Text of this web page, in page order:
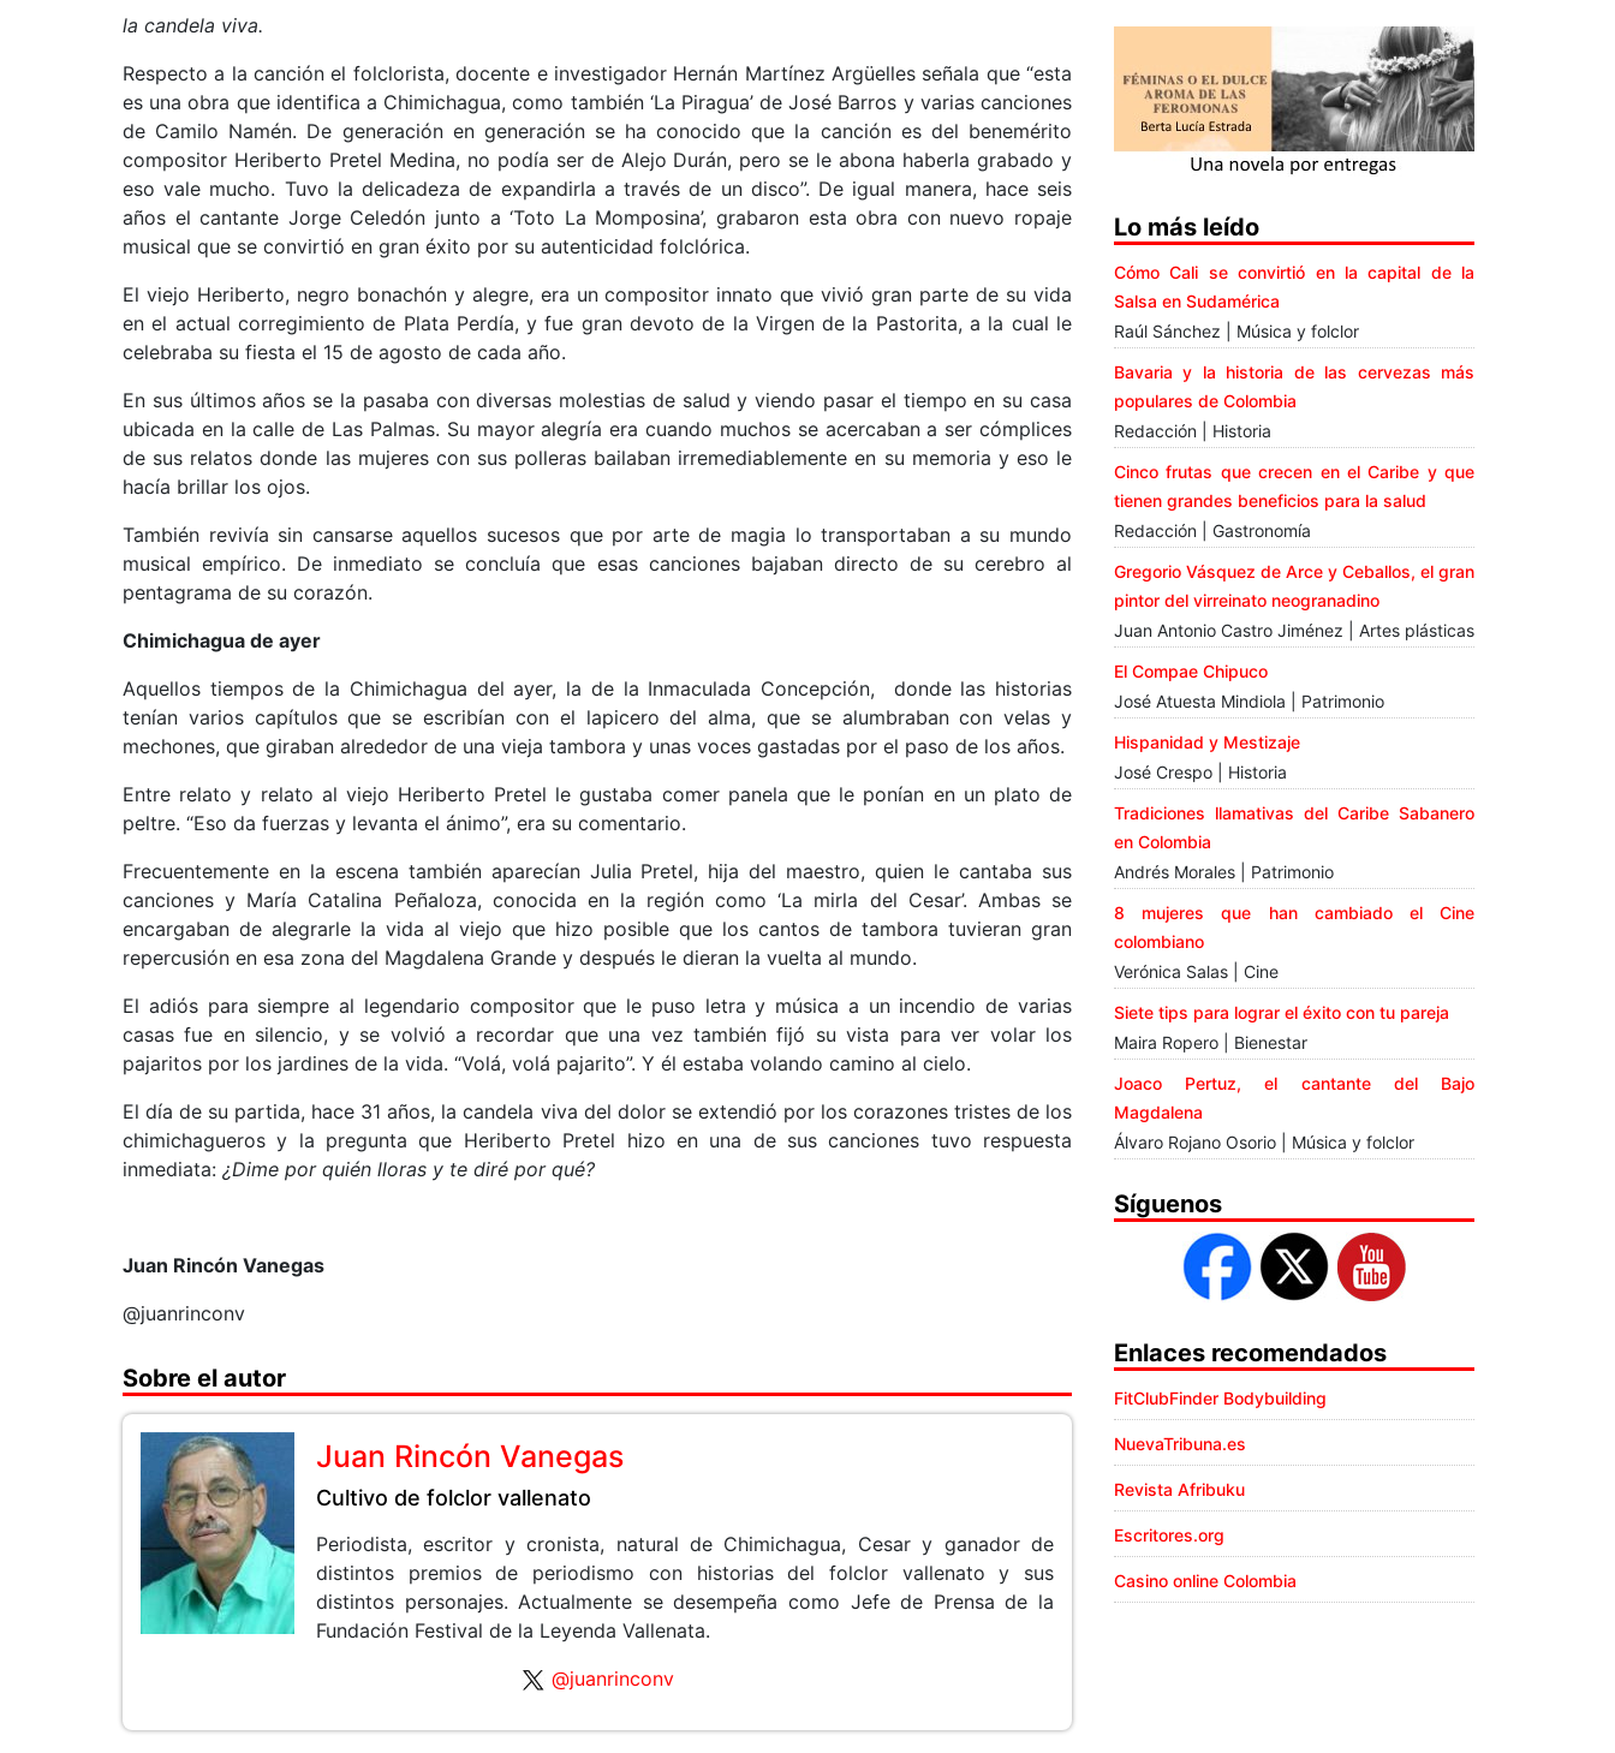
la candela viva.
Respecto a la canción el folclorista, docente e investigador Hernán Martínez Argüelles señala que “esta
es una obra que identifica a Chimichagua, como también ‘La Piragua’ de José Barros y varias canciones
de Camilo Namén. De generación en generación se ha conocido que la canción es del benemérito
compositor Heriberto Pretel Medina, no podía ser de Alejo Durán, pero se le abona haberla grabado y
eso vale mucho. Tuvo la delicadeza de expandirla a través de un disco”. De igual manera, hace seis
años el cantante Jorge Celedón junto a ‘Toto La Momposina’, grabaron esta obra con nuevo ropaje
musical que se convirtió en gran éxito por su autenticidad folclórica.
El viejo Heriberto, negro bonachón y alegre, era un compositor innato que vivió gran parte de su vida
en el actual corregimiento de Plata Perdía, y fue gran devoto de la Virgen de la Pastorita, a la cual le
celebraba su fiesta el 15 de agosto de cada año.
En sus últimos años se la pasaba con diversas molestias de salud y viendo pasar el tiempo en su casa
ubicada en la calle de Las Palmas. Su mayor alegría era cuando muchos se acercaban a ser cómplices
de sus relatos donde las mujeres con sus polleras bailaban irremediablemente en su memoria y eso le
hacía brillar los ojos.
También revivía sin cansarse aquellos sucesos que por arte de magia lo transportaban a su mundo
musical empírico. De inmediato se concluía que esas canciones bajaban directo de su cerebro al
pentagrama de su corazón.
Chimichagua de ayer
Aquellos tiempos de la Chimichagua del ayer, la de la Inmaculada Concepción, donde las historias
tenían varios capítulos que se escribían con el lapicero del alma, que se alumbraban con velas y
mechones, que giraban alrededor de una vieja tambora y unas voces gastadas por el paso de los años.
Entre relato y relato al viejo Heriberto Pretel le gustaba comer panela que le ponían en un plato de
peltre. “Eso da fuerzas y levanta el ánimo”, era su comentario.
Frecuentemente en la escena también aparecían Julia Pretel, hija del maestro, quien le cantaba sus
canciones y María Catalina Peñaloza, conocida en la región como ‘La mirla del Cesar’. Ambas se
encargaban de alegrarle la vida al viejo que hizo posible que los cantos de tambora tuvieran gran
repercusión en esa zona del Magdalena Grande y después le dieran la vuelta al mundo.
El adiós para siempre al legendario compositor que le puso letra y música a un incendio de varias
casas fue en silencio, y se volvió a recordar que una vez también fijó su vista para ver volar los
pajaritos por los jardines de la vida. “Volá, volá pajarito”. Y él estaba volando camino al cielo.
El día de su partida, hace 31 años, la candela viva del dolor se extendió por los corazones tristes de los
chimichagueros y la pregunta que Heriberto Pretel hizo en una de sus canciones tuvo respuesta
inmediata: ¿Dime por quién lloras y te diré por qué?
Juan Rincón Vanegas
@juanrinconv
Sobre el autor
Juan Rincón Vanegas
Cultivo de folclor vallenato
Periodista, escritor y cronista, natural de Chimichagua, Cesar y ganador de
distintos premios de periodismo con historias del folclor vallenato y sus
distintos personajes. Actualmente se desempeña como Jefe de Prensa de la
Fundación Festival de la Leyenda Vallenata.
@juanrinconv
Lo más leído
Cómo Cali se convirtió en la capital de la
Salsa en Sudamérica
Raúl Sánchez | Música y folclor
Bavaria y la historia de las cervezas más
populares de Colombia
Redacción | Historia
Cinco frutas que crecen en el Caribe y que
tienen grandes beneficios para la salud
Redacción | Gastronomía
Gregorio Vásquez de Arce y Ceballos, el gran
pintor del virreinato neogranadino
Juan Antonio Castro Jiménez | Artes plásticas
El Compae Chipuco
José Atuesta Mindiola | Patrimonio
Hispanidad y Mestizaje
José Crespo | Historia
Tradiciones llamativas del Caribe Sabanero
en Colombia
Andrés Morales | Patrimonio
8 mujeres que han cambiado el Cine
colombiano
Verónica Salas | Cine
Siete tips para lograr el éxito con tu pareja
Maira Ropero | Bienestar
Joaco Pertuz, el cantante del Bajo
Magdalena
Álvaro Rojano Osorio | Música y folclor
Síguenos
Enlaces recomendados
FitClubFinder Bodybuilding
NuevaTribuna.es
Revista Afribuku
Escritores.org
Casino online Colombia